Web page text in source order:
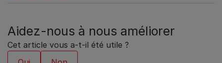
Aidez-nous à nous améliorer
Cet article vous a-t-il été utile ?